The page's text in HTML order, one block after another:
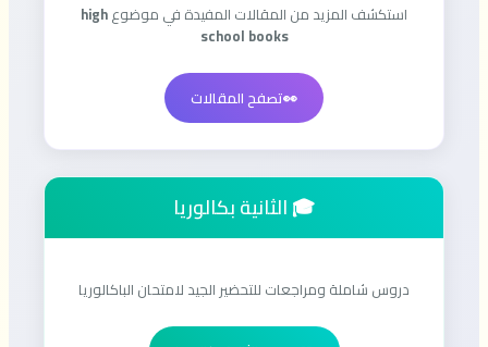
استكشف المزيد من المقالات المفيدة في موضوعhigh
school books
👀تصفح المقالات
🎓 الثانية بكالوريا
دروس شاملة ومراجعات للتحضير الجيد لامتحان الباكالوريا